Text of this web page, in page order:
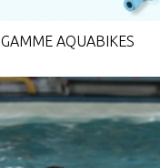
GAMME AQUABIKES